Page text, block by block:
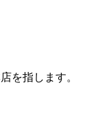
を指します。